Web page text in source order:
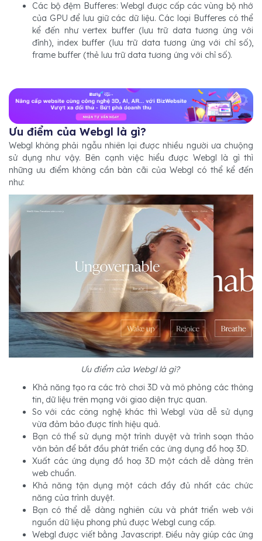
Các bộ đệm Bufferes: Webgl được cấp các vùng bộ nhớ
của GPU để lưu giữ các dữ liệu. Các loại Bufferes có thể
kể đến như vertex buffer (lưu trữ data tương ứng với
đỉnh), index buffer (lưu trữ data tương ứng với chỉ số),
frame buffer (thẻ lưu trữ data tương ứng với chỉ số).
Ưu điểm của Webgl là gì?
Webgl không phải ngẫu nhiên lại được nhiều người ưa chuộng
sử dụng như vậy. Bên cạnh việc hiểu được Webgl là gì thì
những ưu điểm không cần bàn cãi của Webgl có thể kể đến
như:
Ưu điểm của Webgl là gì?
Khả năng tạo ra các trò chơi 3D và mô phỏng các thông
tin, dữ liệu trên mạng với giao diện trực quan.
So với các công nghệ khác thì Webgl vừa dễ sử dụng
vừa đảm bảo được tính hiệu quả.
Bạn có thể sử dụng một trình duyệt và trình soạn thảo
văn bản để bắt đầu phát triển các ứng dụng đồ hoạ 3D.
Xuất các ứng dụng đồ hoạ 3D một cách dễ dàng trên
web chuẩn.
Khả năng tận dụng một cách đầy đủ nhất các chức
năng của trình duyệt.
Bạn có thể dễ dàng nghiên cứu và phát triển web với
nguồn dữ liệu phong phú được Webgl cung cấp.
Webgl được viết bằng Javascript. Điều này giúp các ứng